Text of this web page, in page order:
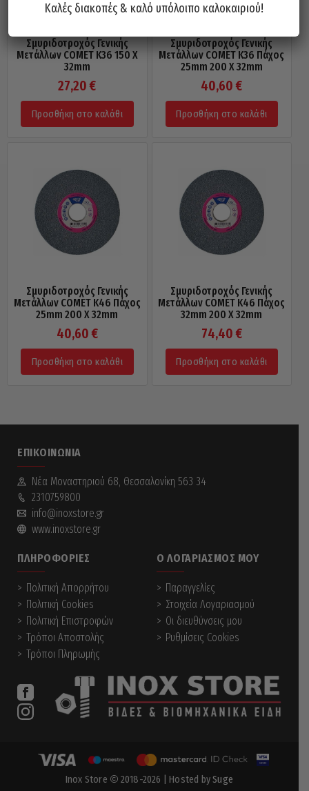
Σμυριδοτροχός Γενικής
Μετάλλων COMET Κ36 150 X
32mm
27,20€
Προσθήκη στο καλάθι
Σμυριδοτροχός Γενικής
Μετάλλων COMET Κ36 Πάχος
25mm 200 X 32mm
40,60€
Προσθήκη στο καλάθι
Σμυριδοτροχός Γενικής
Μετάλλων COMET Κ46 Πάχος
25mm 200 X 32mm
40,60 €
Προσθήκη στο καλάθι
Σμυριδοτροχός Γενικής
Μετάλλων COMET Κ46 Πάχος
32mm 200 X 32mm
74,40 €
Προσθήκη στο καλάθι
ΕΠΙΚΟΙΝΩΝΊΑ
Νέα Mοναστηριού 68, Θεσσαλονίκη 563 34
2310759800
info@inoxstore.gr
www.inoxstore.gr
ΠΛΗΡΟΦΟΡΊΕΣ
Πολιτική Απορρήτου
Πολιτική Cookies
Πολιτική Επιστροφών
Τρόποι Αποστολής
Τρόποι Πληρωμής
Ο ΛΟΓΑΡΙΑΣΜΌΣ ΜΟΥ
Παραγγελίες
Στοιχεία Λογαριασμού
Οι διευθύνσεις μου
Ρυθμίσεις Cookies
Inox Store 2018-2026 | Hosted bySuge
Καλές διακοπές & καλό υπόλοιπο καλοκαιριού!